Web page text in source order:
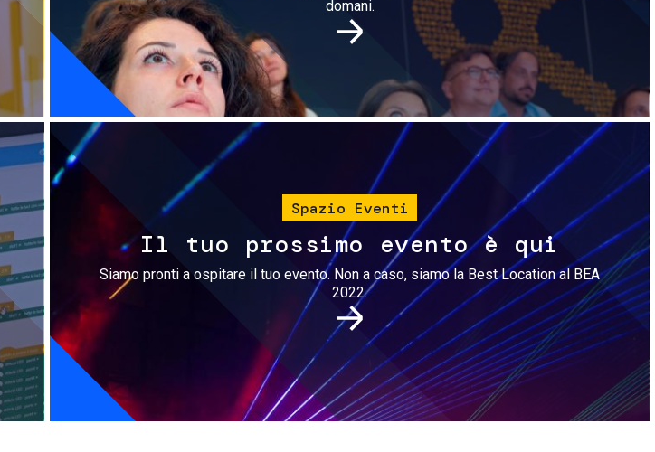
domani.
Immagine
Spazio Eventi
Il tuo prossimo evento è qui
Siamo pronti a ospitare il tuo evento. Non a caso, siamo la Best Location al BEA
2022.